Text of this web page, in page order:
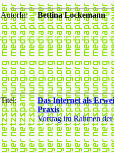
AutorIn: Bettina Lockemann
Titel:
Das Internet als
Praxis
Vortrag im Rahmen